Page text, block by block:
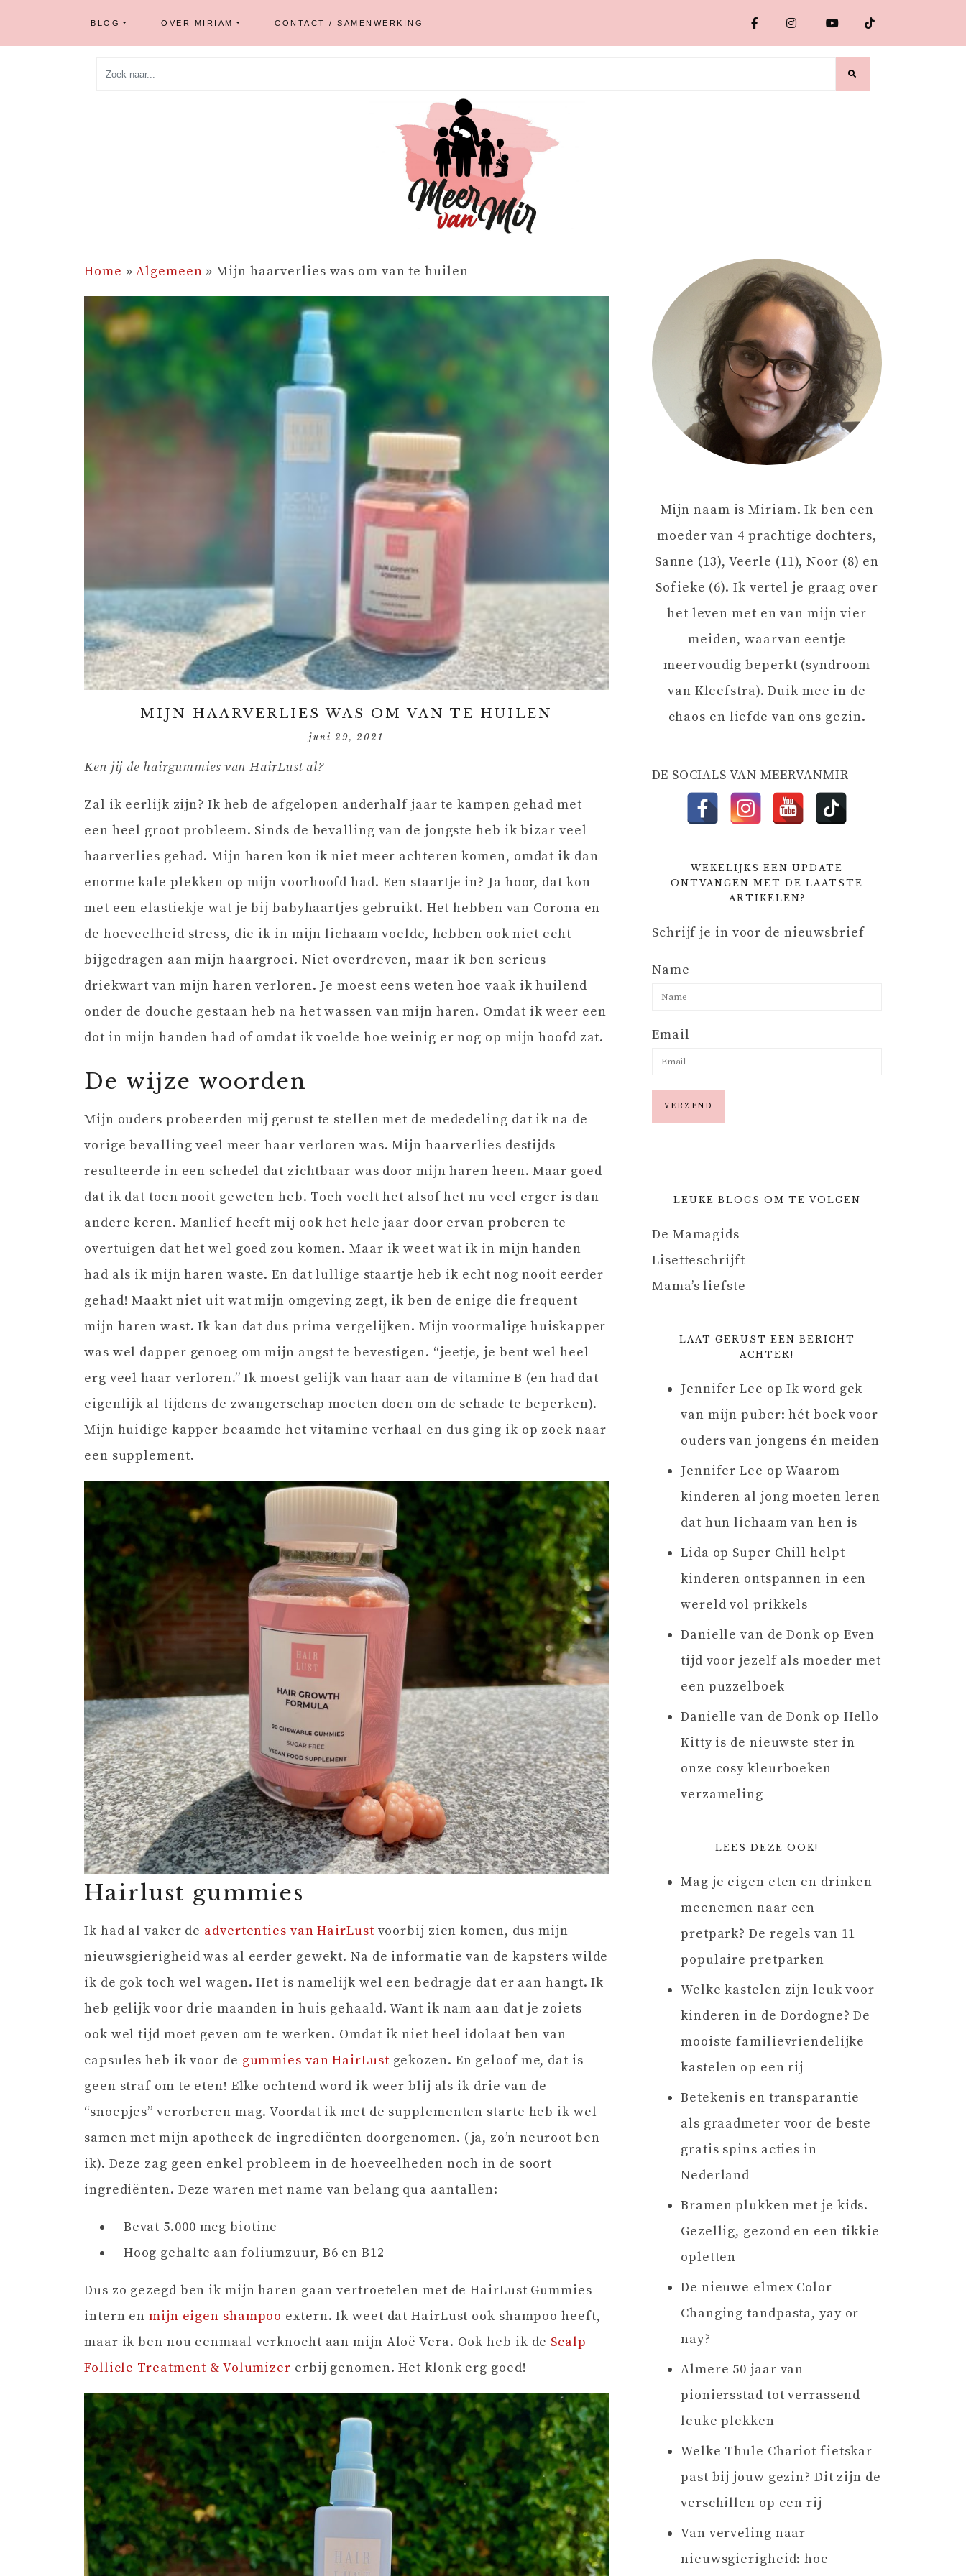
BLOG OVER MIRIAM CONTACT / SAMENWERKING
Home »Algemeen »Mijn haarverlies was om van te huilen
MIJN HAARVERLIES WAS OM VAN TE HUILEN
juni 29, 2021
Ken jij de hairgummies van HairLust al?
Zal ik eerlijk zijn? Ik heb de afgelopen anderhalf jaar te kampen gehad met
een heel groot probleem. Sinds de bevalling van de jongste heb ik bizar veel
haarverlies gehad. Mijn haren kon ik niet meer achteren komen, omdat ik dan
enorme kale plekken op mijn voorhoofd had. Een staartje in? Ja hoor, dat kon
met een elastiekje wat je bij babyhaartjes gebruikt. Het hebben van Corona en
de hoeveelheid stress, die ik in mijn lichaam voelde, hebben ook niet echt
bijgedragen aan mijn haargroei. Niet overdreven, maar ik ben serieus
driekwart van mijn haren verloren. Je moest eens weten hoe vaak ik huilend
onder de douche gestaan heb na het wassen van mijn haren. Omdat ik weer een
dot in mijn handen had of omdat ik voelde hoe weinig er nog op mijn hoofd zat.
De wijze woorden
Mijn ouders probeerden mij gerust te stellen met de mededeling dat ik na de
vorige bevalling veel meer haar verloren was. Mijn haarverlies destijds
resulteerde in een schedel dat zichtbaar was door mijn haren heen. Maar goed
dat ik dat toen nooit geweten heb. Toch voelt het alsof het nu veel erger is dan
andere keren. Manlief heeft mij ook het hele jaar door ervan proberen te
overtuigen dat het wel goed zou komen. Maar ik weet wat ik in mijn handen
had als ik mijn haren waste. En dat lullige staartje heb ik echt nog nooit eerder
gehad! Maakt niet uit wat mijn omgeving zegt, ik ben de enige die frequent
mijn haren wast. Ik kan dat dus prima vergelijken. Mijn voormalige huiskapper
was wel dapper genoeg om mijn angst te bevestigen. “jeetje, je bent wel heel
erg veel haar verloren.” Ik moest gelijk van haar aan de vitamine B (en had dat
eigenlijk al tijdens de zwangerschap moeten doen om de schade te beperken).
Mijn huidige kapper beaamde het vitamine verhaal en dus ging ik op zoek naar
een supplement.
Hairlust gummies
Ik had al vaker de advertenties van HairLust voorbij zien komen, dus mijn
nieuwsgierigheid was al eerder gewekt. Na de informatie van de kapsters wilde
ik de gok toch wel wagen. Het is namelijk wel een bedragje dat er aan hangt. Ik
heb gelijk voor drie maanden in huis gehaald. Want ik nam aan dat je zoiets
ook wel tijd moet geven om te werken. Omdat ik niet heel idolaat ben van
capsules heb ik voor de gummies van HairLust gekozen. En geloof me, dat is
geen straf om te eten! Elke ochtend word ik weer blij als ik drie van de
“snoepjes” verorberen mag. Voordat ik met de supplementen starte heb ik wel
samen met mijn apotheek de ingrediënten doorgenomen. (ja, zo’n neuroot ben
ik). Deze zag geen enkel probleem in de hoeveelheden noch in de soort
ingrediënten. Deze waren met name van belang qua aantallen:
Bevat 5.000 mcg biotine
Hoog gehalte aan foliumzuur, B6 en B12
Dus zo gezegd ben ik mijn haren gaan vertroetelen met de HairLust Gummies
intern enmijn eigen shampoo extern. Ik weet dat HairLust ook shampoo heeft,
maar ik ben nou eenmaal verknocht aan mijn Aloë Vera. Ook heb ik de Scalp
Follicle Treatment & Volumizer erbij genomen. Het klonk erg goed!
Mijn naam is Miriam. Ik ben een
moeder van 4 prachtige dochters,
Sanne (13), Veerle (11), Noor (8) en
Sofieke (6). Ik vertel je graag over
het leven met en van mijn vier
meiden, waarvan eentje
meervoudig beperkt (syndroom
van Kleefstra). Duik mee in de
chaos en liefde van ons gezin.
DE SOCIALS VAN MEERVANMIR
WEKELIJKS EEN UPDATE
ONTVANGEN MET DE LAATSTE
ARTIKELEN?
Schrijf je in voor de nieuwsbrief
Name
Email
LEUKE BLOGS OM TE VOLGEN
De Mamagids
Lisetteschrijft
Mama’s liefste
LAAT GERUST EEN BERICHT
ACHTER!
Jennifer Lee opIk word gek
van mijn puber: hét boek voor
ouders van jongens én meiden
Jennifer Lee opWaarom
kinderen al jong moeten leren
dat hun lichaam van hen is
Lida op Super Chill helpt
kinderen ontspannen in een
wereld vol prikkels
Danielle van de Donk op Even
tijd voor jezelf als moeder met
een puzzelboek
Danielle van de Donk op Hello
Kitty is de nieuwste ster in
onze cosy kleurboeken
verzameling
LEES DEZE OOK!
Mag je eigen eten en drinken
meenemen naar een
pretpark? De regels van 11
populaire pretparken
Welke kastelen zijn leuk voor
kinderen in de Dordogne? De
mooiste familievriendelijke
kastelen op een rij
Betekenis en transparantie
als graadmeter voor de beste
gratis spins acties in
Nederland
Bramen plukken met je kids.
Gezellig, gezond en een tikkie
opletten
De nieuwe elmex Color
Changing tandpasta, yay or
nay?
Almere 50 jaar van
pioniersstad tot verrassend
leuke plekken
Welke Thule Chariot fietskar
past bij jouw gezin? Dit zijn de
verschillen op een rij
Van verveling naar
nieuwsgierigheid: hoe